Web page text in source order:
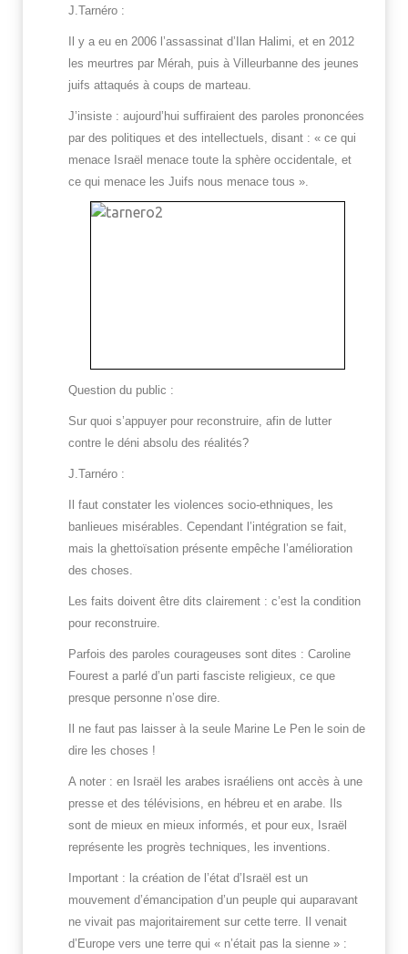
J.Tarnéro :
Il y a eu en 2006 l’assassinat d’Ilan Halimi, et en 2012
les meurtres par Mérah, puis à Villeurbanne des jeunes
juifs attaqués à coups de marteau.
J’insiste : aujourd’hui suffiraient des paroles prononcées
par des politiques et des intellectuels, disant : « ce qui
menace Israël menace toute la sphère occidentale, et
ce qui menace les Juifs nous menace tous ».
Question du public :
Sur quoi s’appuyer pour reconstruire, afin de lutter
contre le déni absolu des réalités?
J.Tarnéro :
Il faut constater les violences socio-ethniques, les
banlieues misérables. Cependant l’intégration se fait,
mais la ghettoïsation présente empêche l’amélioration
des choses.
Les faits doivent être dits clairement : c’est la condition
pour reconstruire.
Parfois des paroles courageuses sont dites : Caroline
Fourest a parlé d’un parti fasciste religieux, ce que
presque personne n’ose dire.
Il ne faut pas laisser à la seule Marine Le Pen le soin de
dire les choses !
A noter : en Israël les arabes israéliens ont accès à une
presse et des télévisions, en hébreu et en arabe. Ils
sont de mieux en mieux informés, et pour eux, Israël
représente les progrès techniques, les inventions.
Important : la création de l’état d’Israël est un
mouvement d’émancipation d’un peuple qui auparavant
ne vivait pas majoritairement sur cette terre. Il venait
d’Europe vers une terre qui « n’était pas la sienne » :